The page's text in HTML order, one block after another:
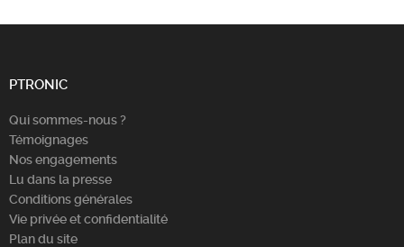
PTRONIC
Qui sommes-nous ?
Témoignages
Nos engagements
Lu dans la presse
Conditions générales
Vie privée et confidentialité
Plan du site